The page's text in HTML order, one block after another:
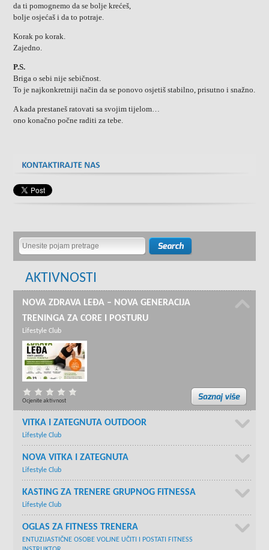
da ti pomognemo da se bolje krećeš,
bolje osjećaš i da to potraje.
Korak po korak.
Zajedno.
P.S.
Briga o sebi nije sebičnost.
To je najkonkretniji način da se ponovo osjetiš stabilno, prisutno i snažno.
A kada prestaneš ratovati sa svojim tijelom…
ono konačno počne raditi za tebe.
AKTIVNOSTI
NOVA ZDRAVA LEĐA – NOVA GENERACIJA
TRENINGA ZA CORE I POSTURU
Lifestyle Club
Ocjenite aktivnost
VITKA I ZATEGNUTA OUTDOOR
Lifestyle Club
NOVA VITKA I ZATEGNUTA
Lifestyle Club
KASTING ZA TRENERE GRUPNOG FITNESSA
Lifestyle Club
OGLAS ZA FITNESS TRENERA
ENTUZIJASTIČNE OSOBE VOLJNE UČITI I POSTATI FITNESS